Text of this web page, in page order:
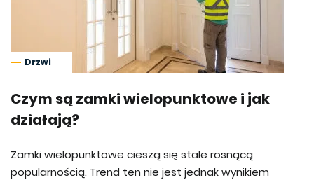
Drzwi
Czym są zamki wielopunktowe i jak
działają?
Zamki wielopunktowe cieszą się stale rosnącą
popularnością. Trend ten nie jest jednak wynikiem